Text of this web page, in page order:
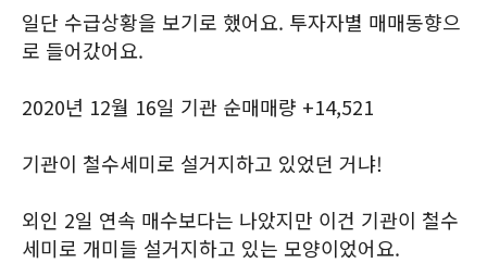
일단 수급상황을 보기로 했어요. 투자자별 매매동향으
로 들어갔어요.
2020년 12월 16일 기관 순매매량 +14,521
기관이 철수세미로 설거지하고 있었던 거냐!
외인 2일 연속 매수보다는 나았지만 이건 기관이 철수
세미로 개미들 설거지하고 있는 모양이었어요.